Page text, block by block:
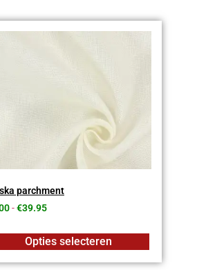
parchment
-€39.95
Opties selecteren